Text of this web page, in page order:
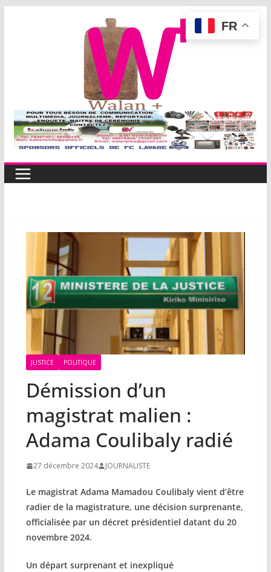
JUSTICE POLITIQUE
Démission d’un
magistrat malien :
Adama Coulibaly radié
27 décembre 2024 JOURNALISTE
Le magistrat Adama Mamadou Coulibaly vient d’être
radier de la magistrature, une décision surprenante,
officialisée par un décret présidentiel datant du 20
novembre 2024.
Un départ surprenant et inexpliqué
FR